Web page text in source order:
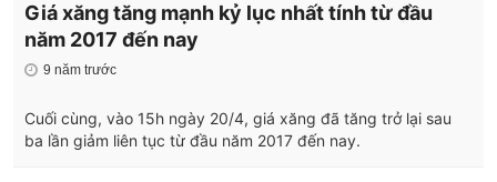
Giá xăng tăng mạnh kỷ lục nhất tính từ đầu
năm 2017 đến nay
9 năm trước
Cuối cùng, vào 15h ngày 20/4, giá xăng đã tăng trở lại sau
ba lần giảm liên tục từ đầu năm 2017 đến nay.